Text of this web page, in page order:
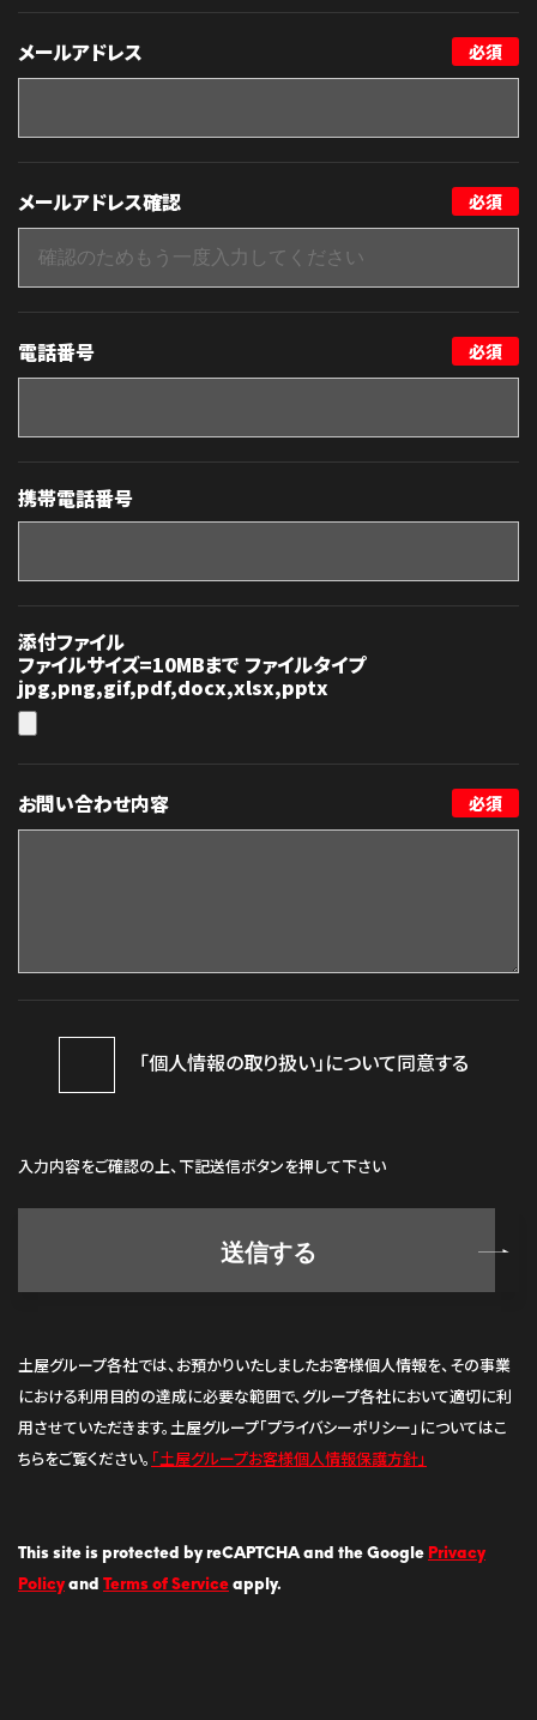
メールアドレス 必須
メールアドレス確認 必須
電話番号 必須
携帯電話番号
添付ファイル
ファイルサイズ=10MBまで ファイルタイプ
jpg,png,gif,pdf,docx,xlsx,pptx
お問い合わせ内容 必須
「個人情報の取り扱い」について同意する
入力内容をご確認の上、下記送信ボタンを押して下さい
土屋グループ各社では、お預かりいたしましたお客様個人情報を、その事業
における利用目的の達成に必要な範囲で、 グループ各社において適切に利
用させていただきます。 土屋グループ「プライバシーポリシー」についてはこ
ちらをご覧ください。 「土屋グループお客様個人情報保護方針」
This site is protected by reCAPTCHA and the Google Privacy
Policyand Terms of Service apply.